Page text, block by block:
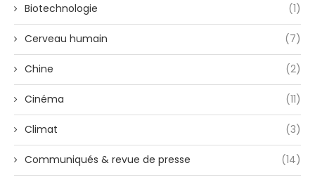
Biotechnologie (1)
Cerveau humain (7)
Chine (2)
Cinéma (11)
Climat (3)
Communiqués & revue de presse (14)